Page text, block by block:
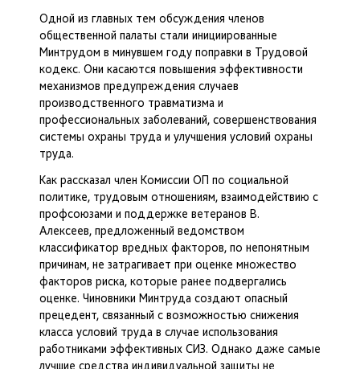
Одной из главных тем обсуждения членов
общественной палаты стали инициированные
Минтрудом в минувшем году поправки в Трудовой
кодекс. Они касаются повышения эффективности
механизмов предупреждения случаев
производственного травматизма и
профессиональных заболеваний, совершенствования
системы охраны труда и улучшения условий охраны
труда.
Как рассказал член Комиссии ОП по социальной
политике, трудовым отношениям, взаимодействию с
профсоюзами и поддержке ветеранов В.
Алексеев, предложенный ведомством
классификатор вредных факторов, по непонятным
причинам, не затрагивает при оценке множество
факторов риска, которые ранее подвергались
оценке. Чиновники Минтруда создают опасный
прецедент, связанный с возможностью снижения
класса условий труда в случае использования
работниками эффективных СИЗ. Однако даже самые
лучшие средства индивидуальной защиты не